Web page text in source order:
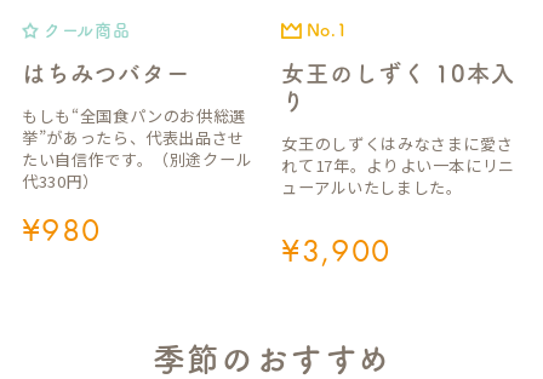
はちみつバター
クール商品
¥980
もしも“全国食パンのお供総選
挙”があったら、代表出品させ
たい自信作です。（別途クール
代330円）
女王のしずく 10本入
り
No.1
¥3,900
女王のしずくはみなさまに愛さ
れて17年。よりよい一本にリニ
ューアルいたしました。
季節のおすすめ